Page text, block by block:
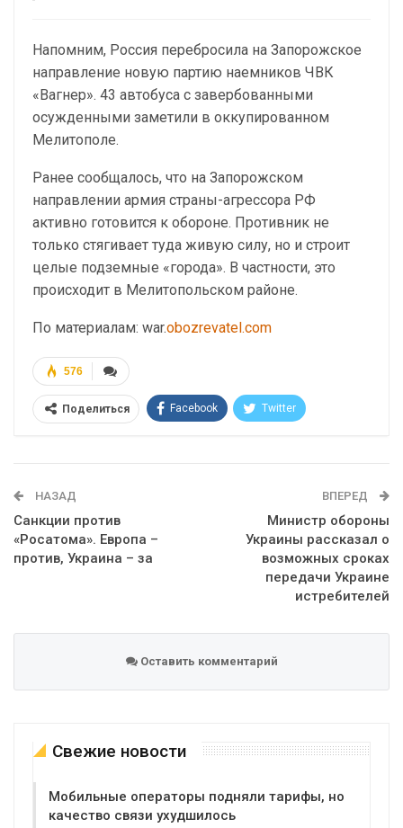
Напомним, Россия перебросила на Запорожское
направление новую партию наемников ЧВК
«Вагнер». 43 автобуса с завербованными
осужденными заметили в оккупированном
Мелитополе.
Ранее сообщалось, что на Запорожском
направлении армия страны-агрессора РФ
активно готовится к обороне. Противник не
только стягивает туда живую силу, но и строит
целые подземные «города». В частности, это
происходит в Мелитопольском районе.
По материалам: war.obozrevatel.com
576
Поделиться Facebook Twitter
НАЗАД
Санкции против
«Росатома». Европа –
против, Украина – за
ВПЕРЕД
Министр обороны
Украины рассказал о
возможных сроках
передачи Украине
истребителей
Оставить комментарий
Свежие новости
Мобильные операторы подняли тарифы, но
качество связи ухудшилось